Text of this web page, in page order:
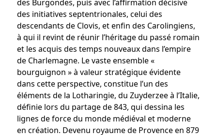
des Burgondes, puis avec l’affirmation décisive
des initiatives septentrionales, celui des
descendants de Clovis, et enfin des Carolingiens,
à qui il revint de réunir l’héritage du passé romain
et les acquis des temps nouveaux dans l’empire
de Charlemagne. Le vaste ensemble «
bourguignon » à valeur stratégique évidente
dans cette perspective, constitue l’un des
éléments de la Lotharingie, du Zuyderzee à l’Italie,
définie lors du partage de 843, qui dessina les
lignes de force du monde médiéval et moderne
en création. Devenu royaume de Provence en 879